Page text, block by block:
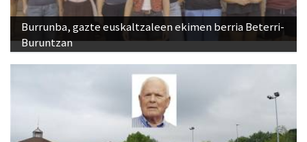
Burrunba, gazte euskaltzaleen ekimen berria Beterri-
Buruntzan